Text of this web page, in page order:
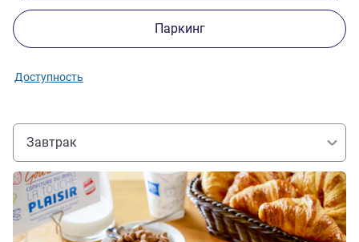
Паркинг
Доступность
Завтрак
Подробная информация